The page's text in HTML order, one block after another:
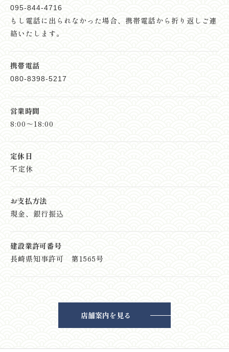
095-844-4716
もし電話に出られなかった場合、 携帯電話から折り返しご連
絡いたします。
携帯電話
080-8398-5217
営業時間
8:00～18:00
定休日
不定休
お支払方法
現金、銀行振込
建設業許可番号
長崎県知事許可 第1565号
店舗案内を見る